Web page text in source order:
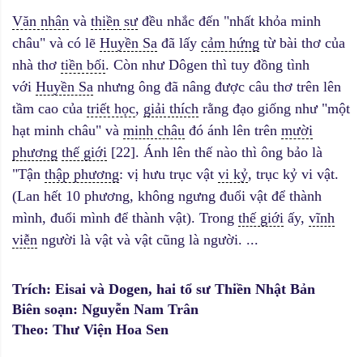
Văn nhân và thiền sưđều nhắc đến "nhất khỏa minh
châu" và có lẽ Huyền Sa đã lấy cảm hứng từ bài thơ của
nhà thơ tiền bối. Còn như Dôgen thì tuy đồng tình
với Huyền Sa nhưng ông đã nâng được câu thơ trên lên
tầm cao của triết học, giải thích rằng đạo giống như "một
hạt minh châu" và minh châu đó ánh lên trên mười
phương thế giới [22]. Ánh lên thế nào thì ông bảo là
"Tận thập phương: vị hưu trục vật vi kỷ, trục kỷ vi vật.
(Lan hết 10 phương, không ngưng đuổi vật để thành
mình, đuổi mình để thành vật). Trong thế giới ấy, vĩnh
viễn người là vật và vật cũng là người. ...
Trích: Eisai và Dogen, hai tổ sư Thiền Nhật Bản
Biên soạn: Nguyễn Nam Trân
Theo: Thư Viện Hoa Sen